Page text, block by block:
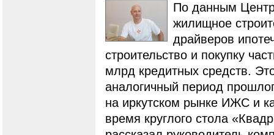
По данным
жилищное
драйверов
строительство и покупку
млрд кредитных средств.
аналогичный период
на иркутском рынке ИЖС и
время круглого стола